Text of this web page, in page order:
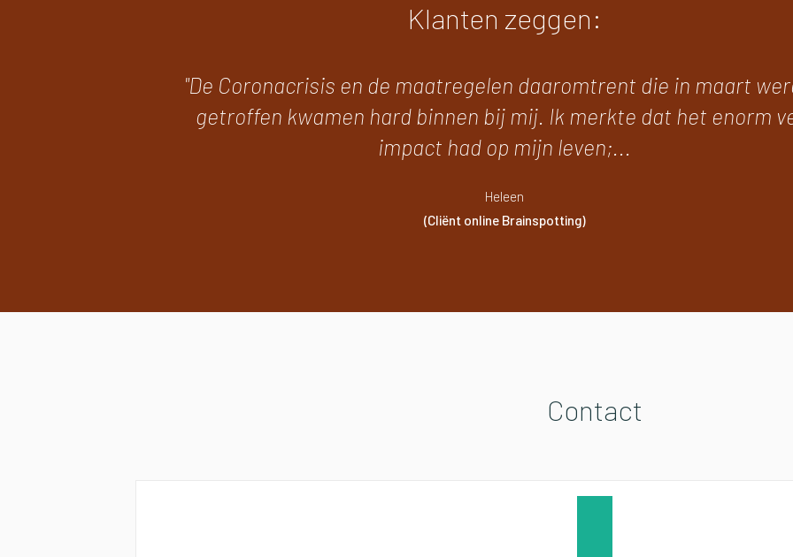
Klanten zeggen:
"De Coronacrisis en de maatregelen daaromtrent die in maart
getroffen kwamen hard binnen bij mij. Ik merkte dat het enorm
impact had op mijn leven;...
Heleen
(Cliënt online Brainspotting)
Contact